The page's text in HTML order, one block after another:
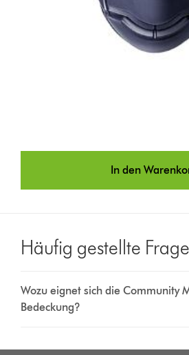
In den
Häufig gestellte
Wozu eignet sich die Community
Bedeckung?